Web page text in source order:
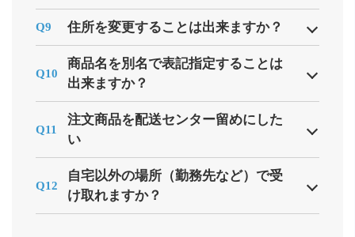
Q9 住所を変更することは出来ますか？
Q10
商品名を別名で表記指定することは
出来ますか？
Q11
注文商品を配送センター留めにした
い
Q12
自宅以外の場所（勤務先など）で受
け取れますか？